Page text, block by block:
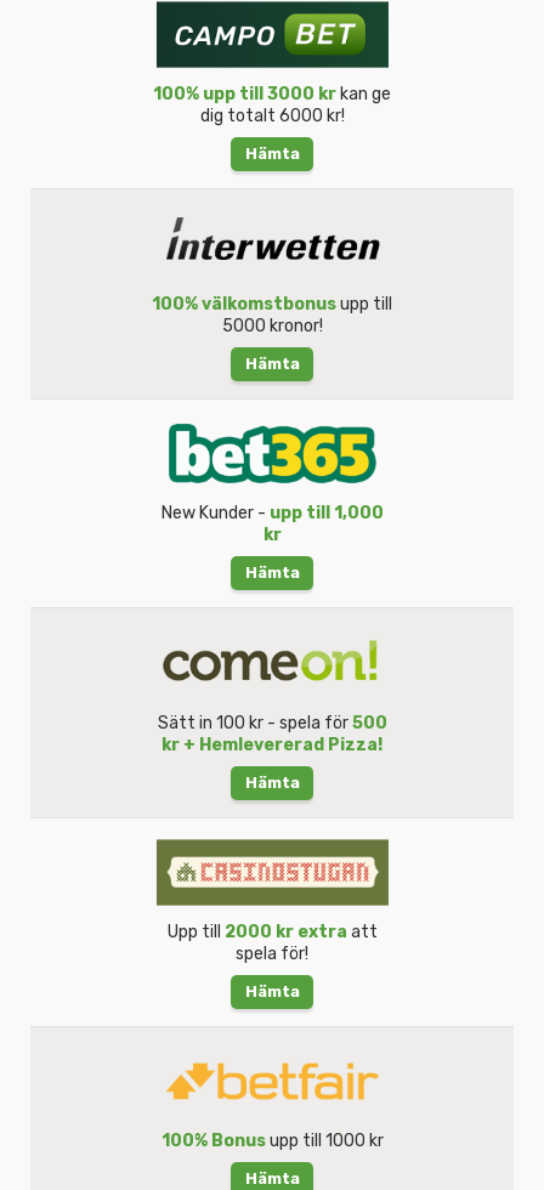
100% upp till 3000 kr kan ge
dig totalt 6000 kr!
Hämta
100% välkomstbonusupp till
5000 kronor!
Hämta
New Kunder - upp till 1,000
kr
Hämta
Sätt in 100 kr - spela för500
kr + Hemlevererad Pizza!
Hämta
Upp till 2000 kr extra att
spela för!
Hämta
100% Bonusupp till 1000 kr
Hämta